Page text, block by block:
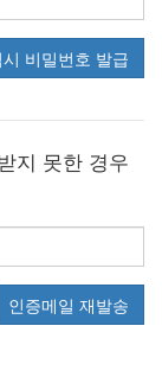
시 비밀번호 발급
지 못한 경우
인증메일 재발송